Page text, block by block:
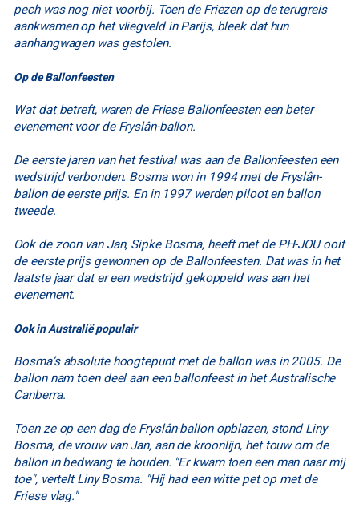
pech was nog niet voorbij. Toen de Friezen op de terugreis
aankwamen op het vliegveld in Parijs, bleek dat hun
aanhangwagen was gestolen.
Op de Ballonfeesten
Wat dat betreft, waren de Friese Ballonfeesten een beter
evenement voor de Fryslân-ballon.
De eerste jaren van het festival was aan de Ballonfeesten een
wedstrijd verbonden. Bosma won in 1994 met de Fryslân-
ballon de eerste prijs. En in 1997 werden piloot en ballon
tweede.
Ook de zoon van Jan, Sipke Bosma, heeft met de PH-JOU ooit
de eerste prijs gewonnen op de Ballonfeesten. Dat was in het
laatste jaar dat er een wedstrijd gekoppeld was aan het
evenement.
Ook in Australië populair
Bosma’s absolute hoogtepunt met de ballon was in 2005. De
ballon nam toen deel aan een ballonfeest in het Australische
Canberra.
Toen ze op een dag de Fryslân-ballon opblazen, stond Liny
Bosma, de vrouw van Jan, aan de kroonlijn, het touw om de
ballon in bedwang te houden. "Er kwam toen een man naar mij
toe", vertelt Liny Bosma. "Hij had een witte pet op met de
Friese vlag."